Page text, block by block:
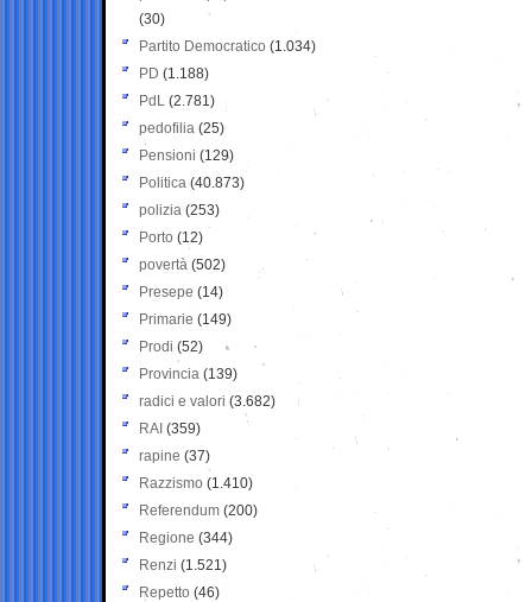
(30)
Partito Democratico (1.034)
PD (1.188)
PdL (2.781)
pedofilia (25)
Pensioni (129)
Politica (40.873)
polizia (253)
Porto (12)
povertà (502)
Presepe (14)
Primarie (149)
Prodi (52)
Provincia (139)
radici e valori (3.682)
RAI (359)
rapine (37)
Razzismo (1.410)
Referendum (200)
Regione (344)
Renzi (1.521)
Repetto (46)